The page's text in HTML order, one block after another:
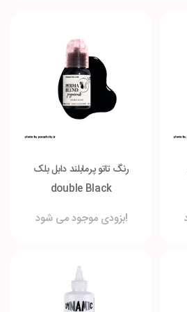
رنگ تاتو پرمابلند دابل بلک
double Black
بزودی موجود می شود!